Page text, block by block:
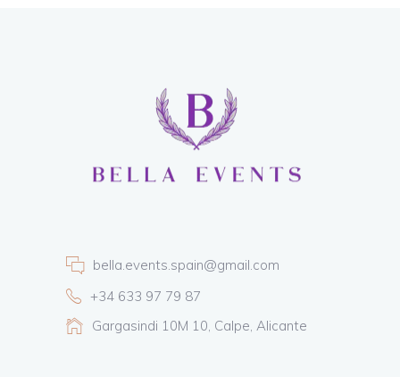
bella.events.spain@gmail.com
+34 633 97 79 87
Gargasindi 10M 10, Calpe, Alicante